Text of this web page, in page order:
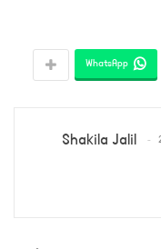
WhatsApp
Shakila Jalil